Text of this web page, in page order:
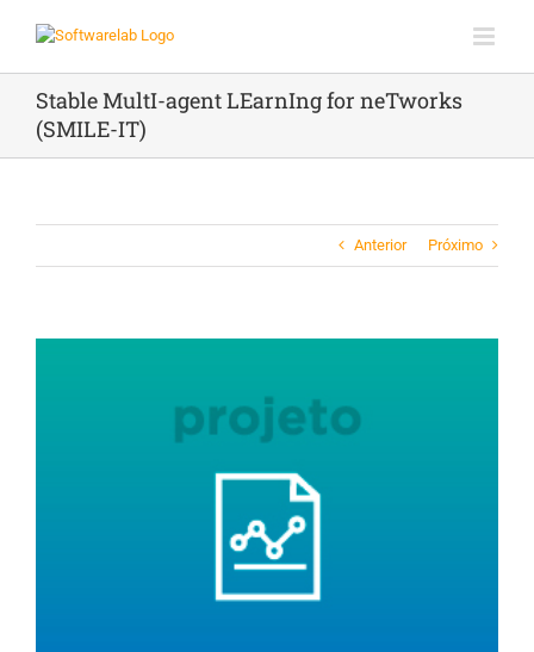
Stable MultI-agent LEarnIng for neTworks
(SMILE-IT)
Anterior Próximo